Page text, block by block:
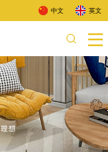
中文 英文